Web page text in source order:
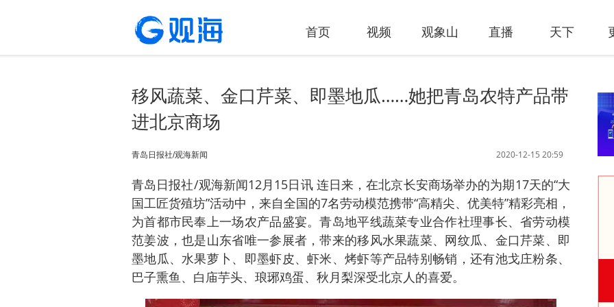
首页 视频 观象山 直播 天下
移风蔬菜、金口芹菜、即墨地瓜……她把青岛农特产品带
进北京商场
2020-12-15 20:59
青岛日报社/观海新闻
青岛日报社/观海新闻12月15日讯 连日来，在北京长安商场举办的为期17天的“大
国工匠货殖坊”活动中，来自全国的7名劳动模范携带“高精尖、优美特”精彩亮相，
为首都市民奉上一场农产品盛宴。青岛地平线蔬菜专业合作社理事长、省劳动模
范姜波，也是山东省唯一参展者，带来的移风水果蔬菜、网纹瓜、金口芹菜、即
墨地瓜、水果萝卜、即墨虾皮、虾米、烤虾等产品特别畅销，还有池戈庄粉条、
巴子熏鱼、白庙芋头、琅琊鸡蛋、秋月梨深受北京人的喜爱。